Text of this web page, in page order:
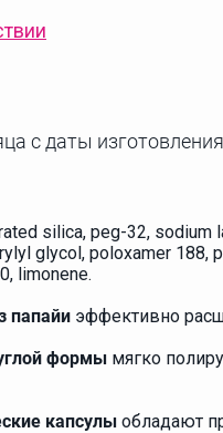
с даты
silica, peg-32,
glycol, poloxamer 188,
limonene.
папайи эффективно
формы мягко
капсулы обладают